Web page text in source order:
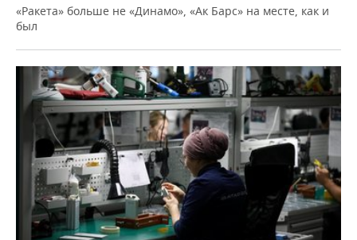
«Ракета» больше не «Динамо», «Ак Барс» на месте, как и
был